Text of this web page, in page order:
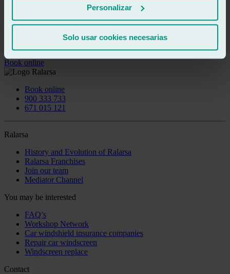
Personalizar
Solo usar cookies necesarias
Book online
Book online
900 333 733
671 015 121
Ralarsa
History and Evolution of Ralarsa
Ralarsa Franchises
Join our team
Mediator Channel
You may be interested
FAQ’s
Workshop Network
Car windshield insurance companies
Repair car windscreen
Windscreen replace
Contact